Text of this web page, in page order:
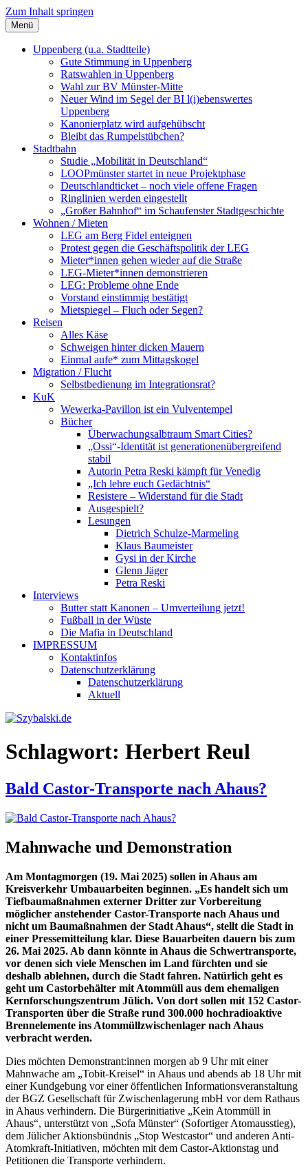
Zum Inhalt springen
Szybalski.de
Infos über und von Werner Szybalski (Münster)
Menü
Uppenberg (u.a. Stadtteile)
Gute Stimmung in Uppenberg
Ratswahlen in Uppenberg
Wahl zur BV Münster-Mitte
Neuer Wind im Segel der BI l(i)ebenswertes
Uppenberg
Kanonierplatz wird aufgehübscht
Bleibt das Rumpelstübchen?
Stadtbahn
Studie „Mobilität in Deutschland“
LOOPmünster startet in neue Projektphase
Deutschlandticket – noch viele offene Fragen
Ringlinien werden eingestellt
„Großer Bahnhof“ im Schaufenster Stadtgeschichte
Wohnen / Mieten
LEG am Berg Fidel enteignen
Protest gegen die Geschäftspolitik der LEG
Mieter*innen gehen wieder auf die Straße
LEG-Mieter*innen demonstrieren
LEG: Probleme ohne Ende
Vorstand einstimmig bestätigt
Mietspiegel – Fluch oder Segen?
Reisen
Alles Käse
Schweigen hinter dicken Mauern
Einmal aufe* zum Mittagskogel
Migration / Flucht
Selbstbedienung im Integrationsrat?
KuK
Wewerka-Pavillon ist ein Vulventempel
Bücher
Überwachungsalbtraum Smart Cities?
„Ossi“-Identität ist generationenübergreifend
stabil
Autorin Petra Reski kämpft für Venedig
„Ich lehre euch Gedächtnis“
Resistere – Widerstand für die Stadt
Ausgespielt?
Lesungen
Dietrich Schulze-Marmeling
Klaus Baumeister
Gysi in der Kirche
Glenn Jäger
Petra Reski
Interviews
Butter statt Kanonen – Umverteilung jetzt!
Fußball in der Wüste
Die Mafia in Deutschland
IMPRESSUM
Kontaktinfos
Datenschutzerklärung
Datenschutzerklärung
Aktuell
Schlagwort: Herbert Reul
Bald Castor-Transporte nach Ahaus?
Mahnwache und Demonstration
Am Montagmorgen (19. Mai 2025) sollen in Ahaus am
Kreisverkehr Umbauarbeiten beginnen. „Es handelt sich um
Tiefbaumaßnahmen externer Dritter zur Vorbereitung
möglicher anstehender Castor-Transporte nach Ahaus und
nicht um Baumaßnahmen der Stadt Ahaus“, stellt die Stadt in
einer Pressemitteilung klar. Diese Bauarbeiten dauern bis zum
26. Mai 2025. Ab dann könnte in Ahaus die Schwertransporte,
vor denen sich viele Menschen im Land fürchten und sie
deshalb ablehnen, durch die Stadt fahren. Natürlich geht es
geht um Castorbehälter mit Atommüll aus dem ehemaligen
Kernforschungszentrum Jülich. Von dort sollen mit 152 Castor-
Transporten über die Straße rund 300.000 hochradioaktive
Brennelemente ins Atommüllzwischenlager nach Ahaus
verbracht werden.
Dies möchten Demonstrant:innen morgen ab 9 Uhr mit einer
Mahnwache am „Tobit-Kreisel“ in Ahaus und abends ab 18 Uhr mit
einer Kundgebung vor einer öffentlichen Informationsveranstaltung
der BGZ Gesellschaft für Zwischenlagerung mbH vor dem Rathaus
in Ahaus verhindern. Die Bürgerinitiative „Kein Atommüll in
Ahaus“, unterstützt von „Sofa Münster“ (Sofortiger Atomausstieg),
dem Jülicher Aktionsbündnis „Stop Westcastor“ und anderen Anti-
Atomkraft-Initiativen, möchten mit dem Castor-Aktionstag und
Petitionen die Transporte verhindern.